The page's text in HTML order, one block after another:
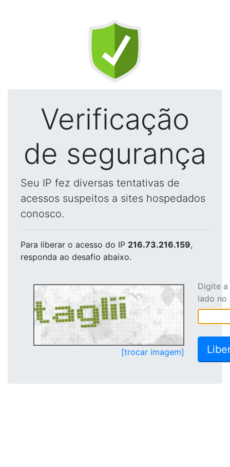
Verificação
de segurança
Seu IP fez diversas tentativas de
acessos suspeitos a sites hospedados
conosco.
Para liberar o acesso do IP 216.73.216.159,
responda ao desafio abaixo.
[trocar imagem]
Digite
lado no